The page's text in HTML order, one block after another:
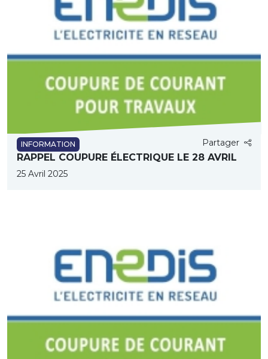
INFORMATION Partager
RAPPEL COUPURE ÉLECTRIQUE LE 28 AVRIL
25 Avril 2025